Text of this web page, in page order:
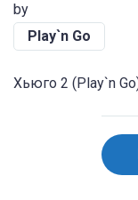
by
Play`n Go
Хьюго 2 (Play`n